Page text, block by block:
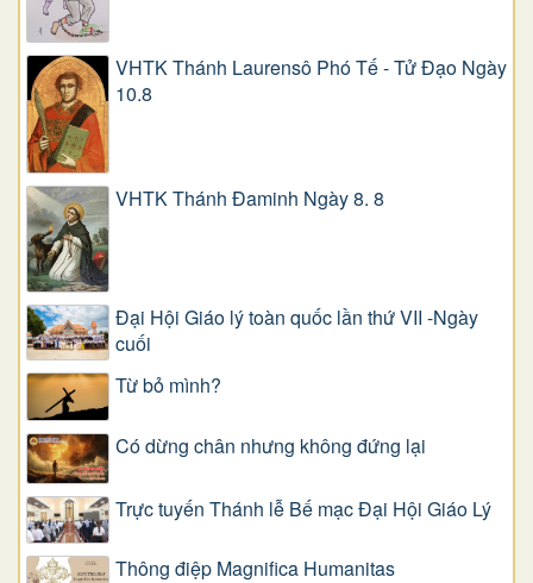
VHTK Thánh Laurensô Phó Tế - Tử Đạo Ngày
10.8
VHTK Thánh Đaminh Ngày 8. 8
Đại Hội Giáo lý toàn quốc lần thứ VII -Ngày
cuối
Từ bỏ mình?
Có dừng chân nhưng không đứng lại
Trực tuyến Thánh lễ Bế mạc Đại Hội Giáo Lý
Thông điệp Magnifica Humanitas